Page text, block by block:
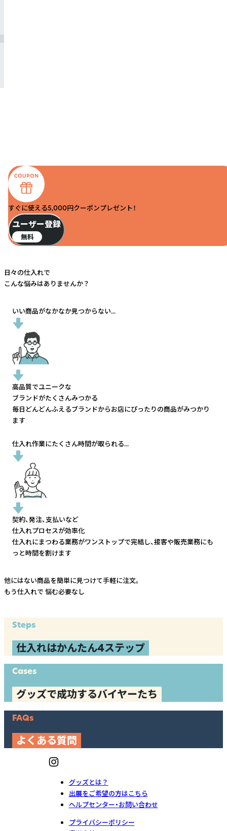
すぐに使える5,000円クーポンプレゼント！
ユーザー登録
無料
日々の仕入れで
こんな悩みはありませんか？
いい商品がなかなか見つからない...
高品質でユニークな
ブランドがたくさんみつかる
毎日どんどんふえるブランドからお店にぴったりの商品がみつかり
ます
仕入れ作業にたくさん時間が取られる...
契約、発注、支払いなど
仕入れプロセスが効率化
仕入れにまつわる業務がワンストップで完結し、接客や販売業務にも
っと時間を割けます
他にはない商品を簡単に見つけて手軽に注文。
もう仕入れで 悩む必要なし
Steps
仕入れはかんたん4ステップ
Cases
グッズで成功するバイヤーたち
FAQs
よくある質問
グッズとは？
出展をご希望の方はこちら
ヘルプセンター・お問い合わせ
プライバシーポリシー